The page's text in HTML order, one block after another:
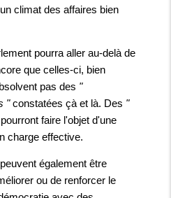
climat des affaires bien
pourra aller au-delà de
que celles-ci, bien
pas des "
"constatées çà et là. Des "
faire l'objet d'une
charge effective.
également être
ou de renforcer le